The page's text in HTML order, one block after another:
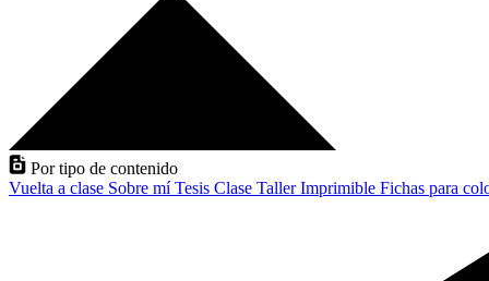
Por tipo de contenido
Vuelta a clase Sobre míTesis Clase TallerImprimible Fichas para